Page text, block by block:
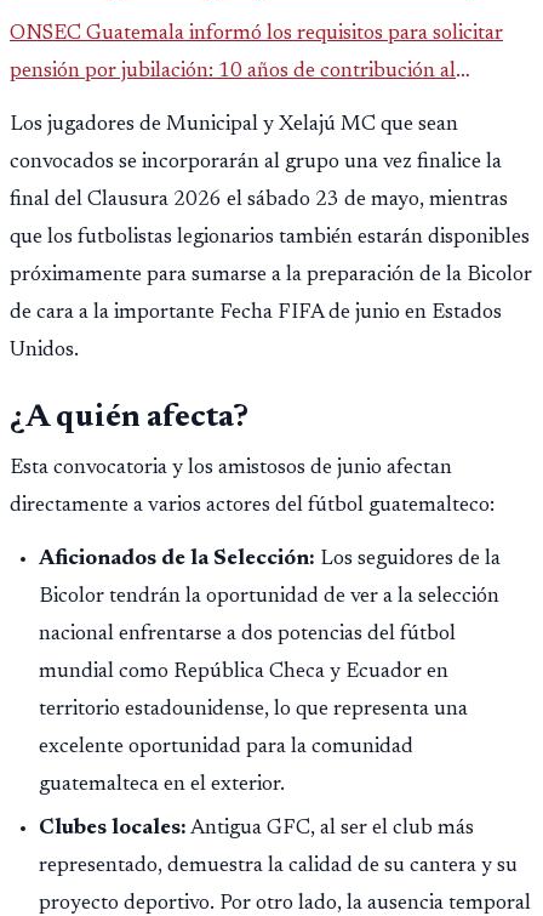
ONSEC Guatemala informó los requisitos para solicitar
pensión por jubilación: 10 años de contribución al
Montepío y 50 años de edad, o 20 años de servicio sin
importar edad.
Los jugadores de Municipal y Xelajú MC que sean
convocados se incorporarán al grupo una vez finalice la
final del Clausura 2026 el sábado 23 de mayo, mientras
que los futbolistas legionarios también estarán disponibles
próximamente para sumarse a la preparación de la Bicolor
de cara a la importante Fecha FIFA de junio en Estados
Unidos.
¿A quién afecta?
Esta convocatoria y los amistosos de junio afectan
directamente a varios actores del fútbol guatemalteco:
Aficionados de la Selección: Los seguidores de la
Bicolor tendrán la oportunidad de ver a la selección
nacional enfrentarse a dos potencias del fútbol
mundial como República Checa y Ecuador en
territorio estadounidense, lo que representa una
excelente oportunidad para la comunidad
guatemalteca en el exterior.
Clubes locales: Antigua GFC, al ser el club más
representado, demuestra la calidad de su cantera y su
proyecto deportivo. Por otro lado, la ausencia temporal